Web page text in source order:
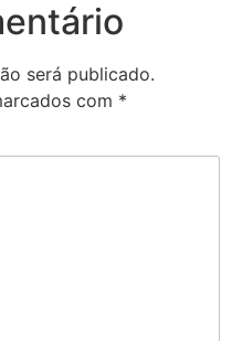
será publicado.
com *